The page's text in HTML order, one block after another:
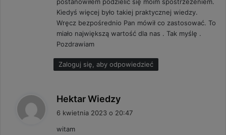
postanowiłem podzielić się moim spostrzeżeniem.
Kiedyś więcej było takiej praktycznej wiedzy.
Wręcz bezpośrednio Pan mówił co zastosować. To
miało największą wartość dla nas . Tak myślę .
Pozdrawiam
Zaloguj się, aby odpowiedzieć
Hektar Wiedzy
i
6 kwietnia 2023 o 20:47
witam